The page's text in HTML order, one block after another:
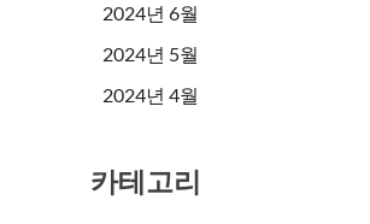
2024년 6월
2024년 5월
2024년 4월
카테고리